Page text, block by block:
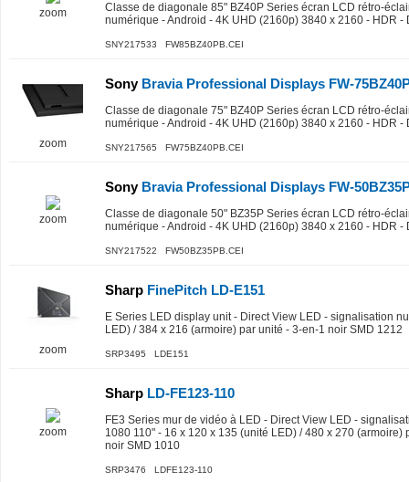
zoom
Classe de diagonale 85" BZ40P Series écran LCD rétro-
numérique - Android - 4K UHD (2160p) 3840 x 2160 - HDR -
SNY217533 FW85BZ40PB.CEI
zoom
SonyBravia Professional Displays FW-
Classe de diagonale 75" BZ40P Series écran LCD rétro-
numérique - Android - 4K UHD (2160p) 3840 x 2160 - HDR -
SNY217565 FW75BZ40PB.CEI
zoom
SonyBravia Professional Displays FW-
Classe de diagonale 50" BZ35P Series écran LCD rétro-
numérique - Android - 4K UHD (2160p) 3840 x 2160 - HDR -
SNY217522 FW50BZ35PB.CEI
zoom
Sharp FinePitch LD-E151
E Series LED display unit - Direct View LED - signalisation
LED) / 384 x 216 (armoire) par unité - 3-en-1 noir SMD 1212
SRP3495 LDE151
zoom
Sharp LD-FE123-110
FE3 Series mur de vidéo à LED - Direct View LED -
1080 110" - 16 x 120 x 135 (unité LED) / 480 x 270 (armoire)
noir SMD 1010
SRP3476 LDFE123-110